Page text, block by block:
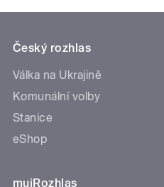
Český rozhlas
Válka na Ukrajině
Komunální volby
Stanice
eShop
mujRozhlas